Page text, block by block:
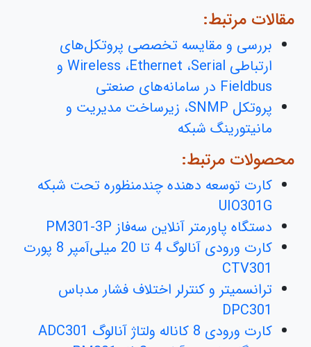
مقالات مرتبط:
بررسی و مقایسه تخصصی پروتکل‌های
ارتباطی Wireless ،Ethernet ،Serial و
Fieldbus در سامانه‌های صنعتی
پروتکل SNMP، زیرساخت مدیریت و
مانیتورینگ شبکه
محصولات مرتبط:
کارت توسعه دهنده چندمنظوره تحت شبکه
UIO301G
دستگاه پاورمتر آنلاین سه‌فاز PM301-3P
کارت ورودی آنالوگ 4 تا 20 میلی‌آمپر 8 پورت
CTV301
ترانسمیتر و کنترلر اختلاف فشار مدباس
DPC301
کارت ورودی 8 کاناله ولتاژ آنالوگ ADC301